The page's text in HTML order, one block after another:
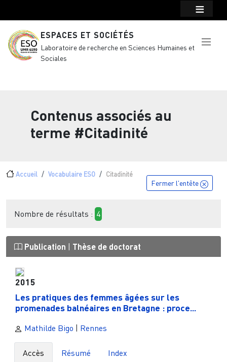
ESPACES ET SOCIÉTÉS
Laboratoire de recherche en Sciences Humaines et
Sociales
Contenus associés au
terme #Citadinité
Fil d'Ariane
Accueil Vocabulaire ESO Citadinité
Fermer l'entête
Nombre de résultats : 4
Publication Thèse de doctorat
2015
Les pratiques des femmes âgées sur les
promenades balnéaires en Bretagne : proce...
Mathilde Bigo Rennes
Accès Résumé Index